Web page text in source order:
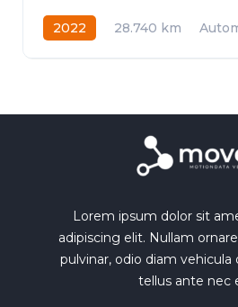
2022 28.740 km
Lorem ipsum dolor sit
adipiscing elit. Nullam
pulvinar, odio diam vehicula
tellus ante nec